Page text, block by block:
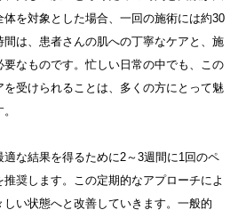
を対象とした場合、一回の施術には約30
は、患者さんの肌への丁寧なケアと、施
なものです。忙しい日常の中でも、この
受けられることは、多くの方にとって魅
な結果を得るために2～3週間に1回のペ
奨します。この定期的なアプローチによ
い状態へと改善していきます。一般的